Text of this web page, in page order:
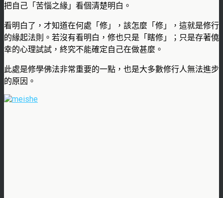
把自己「苦惱之緣」看個清楚明白。
看明白了，才知道在何處「修」，該怎麼「修」，這就是修行
的緣起法則。若沒有看明白，修也只是「瞎修」；只是存著僥
幸的心理試試，終究不能確定自己在做甚麼。
此處是修學佛法非常重要的一點，也是大多數修行人無法進步
的原因。